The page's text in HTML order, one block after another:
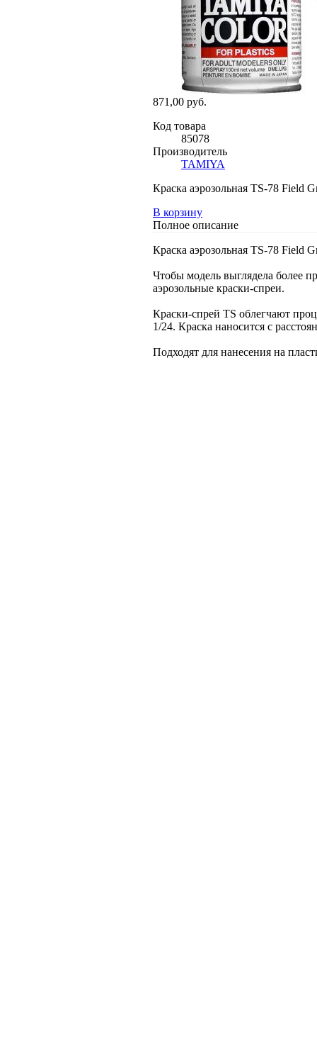
871,00 руб.
Код товара
85078
Производитель
TAMIYA
Краска аэрозольная TS-78 Field
В корзину
Полное описание
Краска аэрозольная TS-78 Field
Чтобы модель выглядела более
аэрозольные краски-спреи.
Краски-спрей TS облегчают
1/24. Краска наносится с
Подходят для нанесения на